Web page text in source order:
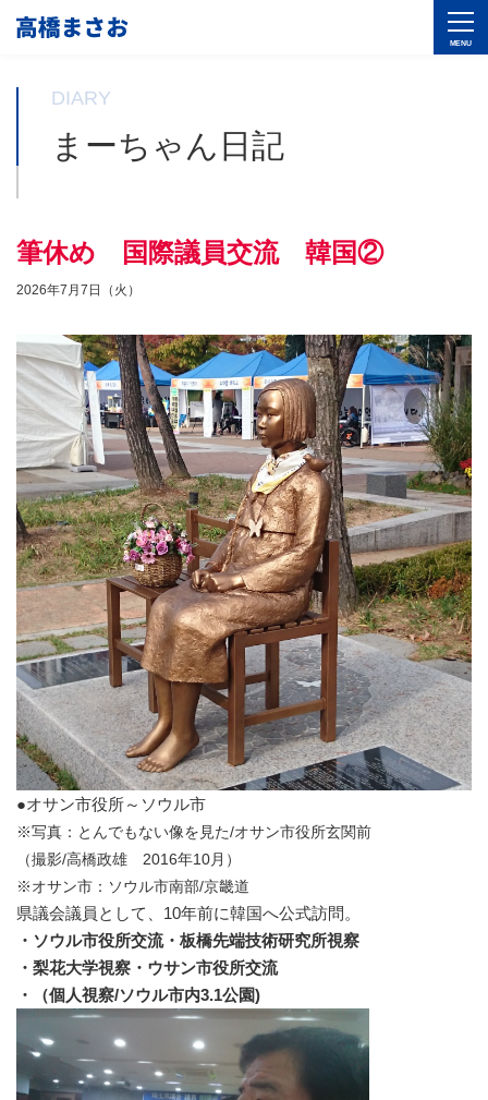
DIARY
まーちゃん日記
筆休め 国際議員交流 韓国②
2026年7月7日（火）
●オサン市役所～ソウル市
※写真：とんでもない像を見た/オサン市役所玄関前
（撮影/高橋政雄 2016年10月）
※オサン市：ソウル市南部/京畿道
県議会議員として、10年前に韓国へ公式訪問。
・ソウル市役所交流・板橋先端技術研究所視察
・梨花大学視察・ウサン市役所交流
・（個人視察/ソウル市内3.1公園)